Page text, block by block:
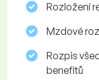
Rozložení
Mzdové
Rozpis
benefitů